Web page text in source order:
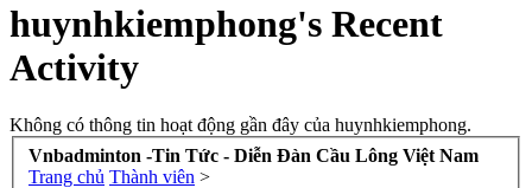
huynhkiemphong's Recent
Activity
Không có thông tin hoạt động gần đây của huynhkiemphong.
Vnbadminton -Tin Tức - Diễn Đàn Cầu Lông Việt Nam
Trang chủ Thành viên >